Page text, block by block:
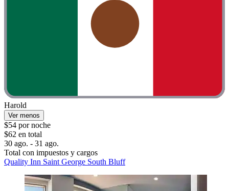
Harold
Ver menos
$54 por noche
$62 en total
30 ago. - 31 ago.
Total con impuestos y cargos
Quality Inn Saint George South Bluff